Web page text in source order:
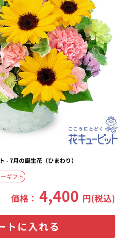
- 7月の誕生花（ひまわり）
ギフト
価格：4,400 円(税込)
トに入れる